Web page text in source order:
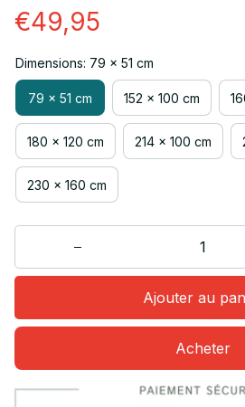
€49,95
Dimensions: 79 x 51 cm
79 x 51 cm 152 x 100 cm
180 x 120 cm 214 x 100 cm
230 x 160 cm
Ajouter au
Acheter